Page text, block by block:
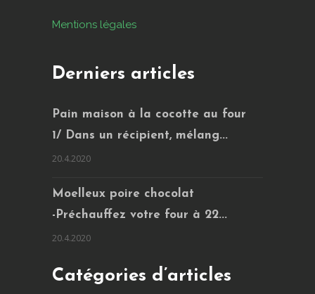
Mentions légales
Derniers articles
Pain maison à la cocotte au four
1/ Dans un récipient, mélang...
20.4.2020
Moelleux poire chocolat
-Préchauffez votre four à 22...
20.4.2020
Catégories d’articles